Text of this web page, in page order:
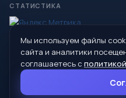
СТАТИСТИКА
© 2026 Управление
Сухой Лог
624800, Свердловская
8 (34373) 4-33-85
Мы используем файлы
сайта и аналитики
соглашаетесь с